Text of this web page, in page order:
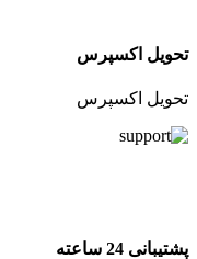
تحویل اکسپرس
تحویل اکسپرس
پشتیبانی 24 ساعته